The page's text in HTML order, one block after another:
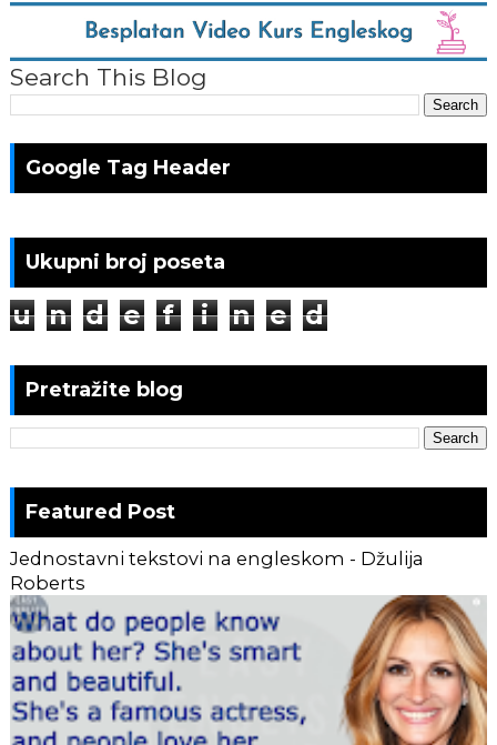
Search This Blog
Google Tag Header
Ukupni broj poseta
u n d e f i n e d
Pretražite blog
Featured Post
Jednostavni tekstovi na engleskom - Džulija
Roberts